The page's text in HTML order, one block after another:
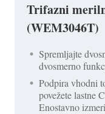
Trifazni
(WEM3046T)
Spremljajte
dvosmerno
Podpira vhodni
povežete lastne
Enostavno